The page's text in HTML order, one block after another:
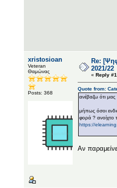
xristosioan
Veteran
Θαμώνας
Posts: 368
Re:
2021/22
« Reply
Quote from:
ανέβαζω ότι μας
μήπως όσοι
φορά ? ανοίχτο
https://
Αν